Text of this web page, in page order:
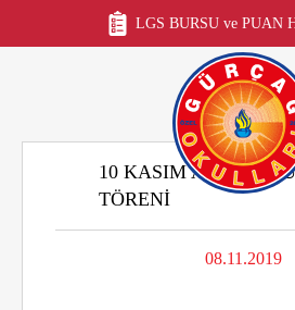
LGS BURSU ve PUAN
10 KASIM
TÖRENI
08.11.2019